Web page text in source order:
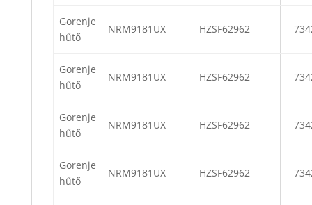
Gorenje
hűtő
NRM9181UX HZSF62962
Gorenje
hűtő
NRM9181UX HZSF62962
Gorenje
hűtő
NRM9181UX HZSF62962
Gorenje
hűtő
NRM9181UX HZSF62962